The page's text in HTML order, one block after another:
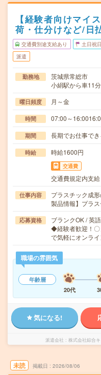
【経験者向けマイ
荷・仕分けなど/日
交通費別途支給あり 土日祝
派遣
勤務地
茨城県常総市
小絹駅から車11分
曜日頻度 月～金
時間 07:00～
期間 長期でお仕事でき
時給 時給1600円
交通費
交通費規定内支給
仕事内容
プラスチック成
製品情報】プラ
応募資格
ブランクOK / 英
◆経験者歓迎！〇
で気軽にオンラ
職場の雰囲気
年齢層
20代
気になる!
派遣会社 株式会社綜合
未読 掲載日 2026/08/06